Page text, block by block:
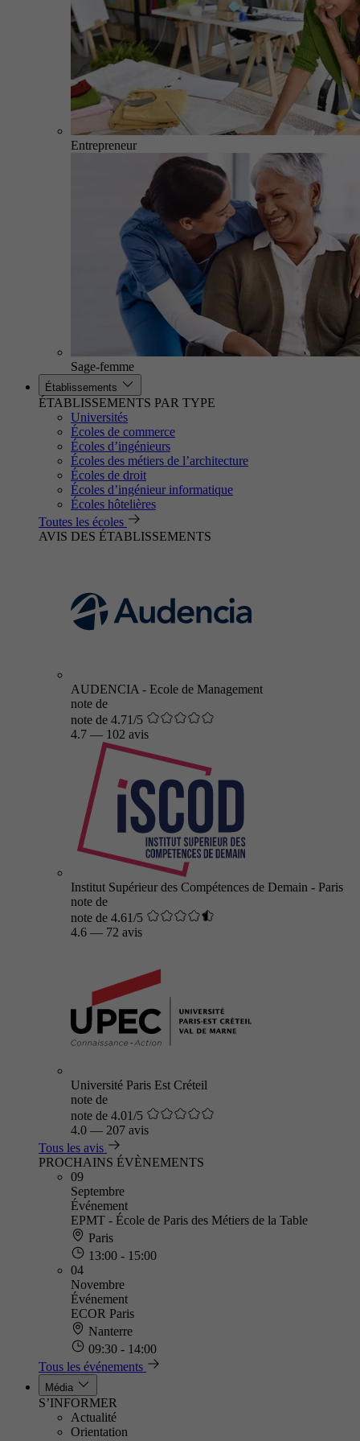
Entrepreneur
Sage-femme
Établissements
ÉTABLISSEMENTS PAR TYPE
Universités
Écoles de commerce
Écoles d’ingénieurs
Écoles des métiers de l’architecture
Écoles de droit
Écoles d’ingénieur informatique
Écoles hôtelières
Toutes les écoles
AVIS DES ÉTABLISSEMENTS
AUDENCIA - Ecole de Management
note de
note de 4.71/5
4.7 — 102 avis
Institut Supérieur des Compétences de Demain - Paris
note de
note de 4.61/5
4.6 — 72 avis
Université Paris Est Créteil
note de
note de 4.01/5
4.0 — 207 avis
Tous les avis
PROCHAINS ÉVÈNEMENTS
09
Septembre
Événement
EPMT - École de Paris des Métiers de la Table
Paris
13:00 - 15:00
04
Novembre
Événement
ECOR Paris
Nanterre
09:30 - 14:00
Tous les événements
Média
S’INFORMER
Actualité
Orientation